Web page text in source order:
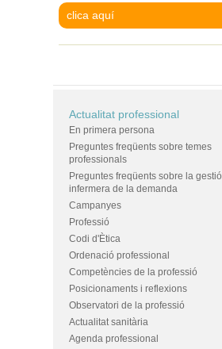
clica aquí
Actualitat professional
En primera persona
Preguntes freqüents sobre temes
professionals
Preguntes freqüents sobre la gestió
infermera de la demanda
Campanyes
Professió
Codi d'Ètica
Ordenació professional
Competències de la professió
Posicionaments i reflexions
Observatori de la professió
Actualitat sanitària
Agenda professional